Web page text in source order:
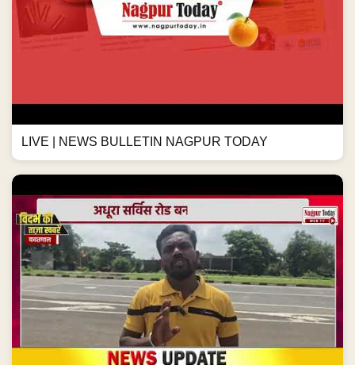
LIVE | NEWS BULLETIN NAGPUR TODAY